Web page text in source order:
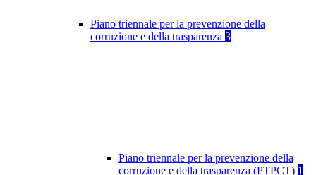
Piano triennale per la prevenzione della
corruzione e della trasparenza 3
Piano triennale per la prevenzione della
corruzione e della trasparenza (PTPCT) 1